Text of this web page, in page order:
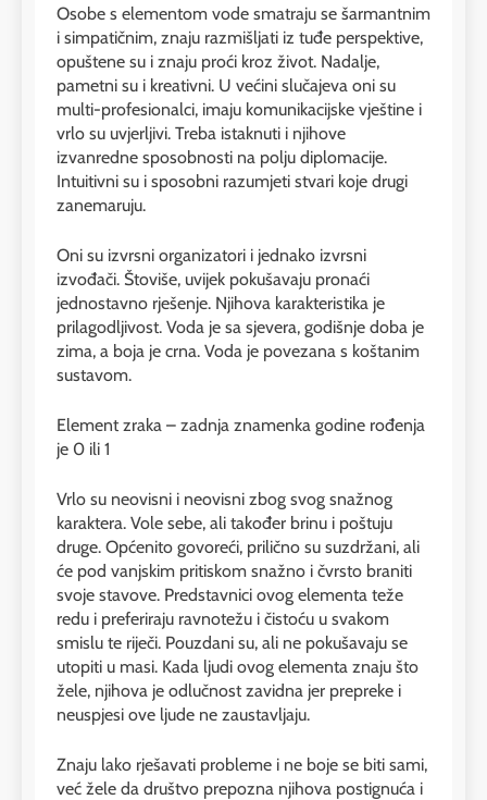
Osobe s elementom vode smatraju se šarmantnim
i simpatičnim, znaju razmišljati iz tuđe perspektive,
opuštene su i znaju proći kroz život. Nadalje,
pametni su i kreativni. U većini slučajeva oni su
multi-profesionalci, imaju komunikacijske vještine i
vrlo su uvjerljivi. Treba istaknuti i njihove
izvanredne sposobnosti na polju diplomacije.
Intuitivni su i sposobni razumjeti stvari koje drugi
zanemaruju.
Oni su izvrsni organizatori i jednako izvrsni
izvođači. Štoviše, uvijek pokušavaju pronaći
jednostavno rješenje. Njihova karakteristika je
prilagodljivost. Voda je sa sjevera, godišnje doba je
zima, a boja je crna. Voda je povezana s koštanim
sustavom.
Element zraka – zadnja znamenka godine rođenja
je 0 ili 1
Vrlo su neovisni i neovisni zbog svog snažnog
karaktera. Vole sebe, ali također brinu i poštuju
druge. Općenito govoreći, prilično su suzdržani, ali
će pod vanjskim pritiskom snažno i čvrsto braniti
svoje stavove. Predstavnici ovog elementa teže
redu i preferiraju ravnotežu i čistoću u svakom
smislu te riječi. Pouzdani su, ali ne pokušavaju se
utopiti u masi. Kada ljudi ovog elementa znaju što
žele, njihova je odlučnost zavidna jer prepreke i
neuspjesi ove ljude ne zaustavljaju.
Znaju lako rješavati probleme i ne boje se biti sami,
već žele da društvo prepozna njihova postignuća i